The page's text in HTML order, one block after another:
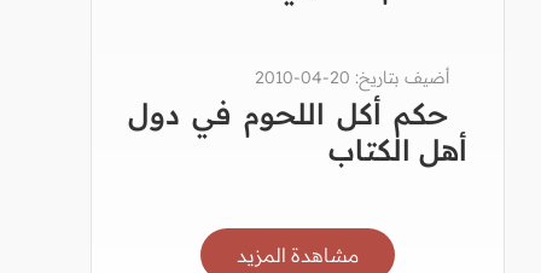
أضيف بتاريخ: 20-04-2010
حكم أكل اللحوم في دول
أهل الكتاب
مشاهدة المزيد